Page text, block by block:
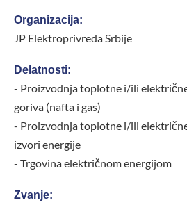
Organizacija:
JP Elektroprivreda Srbije
Delatnosti:
- Proizvodnja toplotne i/ili
goriva (nafta i gas)
- Proizvodnja toplotne i/ili
izvori energije
- Trgovina električnom energijom
Zvanje: